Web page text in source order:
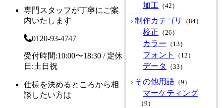
加工 （42）
制作カテゴリ （84）
校正 （26）
カラー （13）
フォント （12）
データ （33）
その他用語 （9）
マーケティング
（9）
専門スタッフが丁寧にご案
内いたします
0120-93-4747
受付時間:10:00〜18:30 / 定休
日:土日祝
仕様を決めるところから相
談したい方は